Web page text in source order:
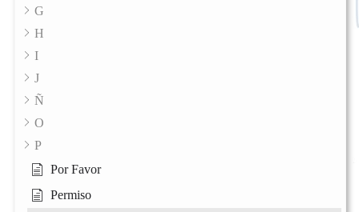
G
H
I
J
Ñ
O
P
Por Favor
Permiso